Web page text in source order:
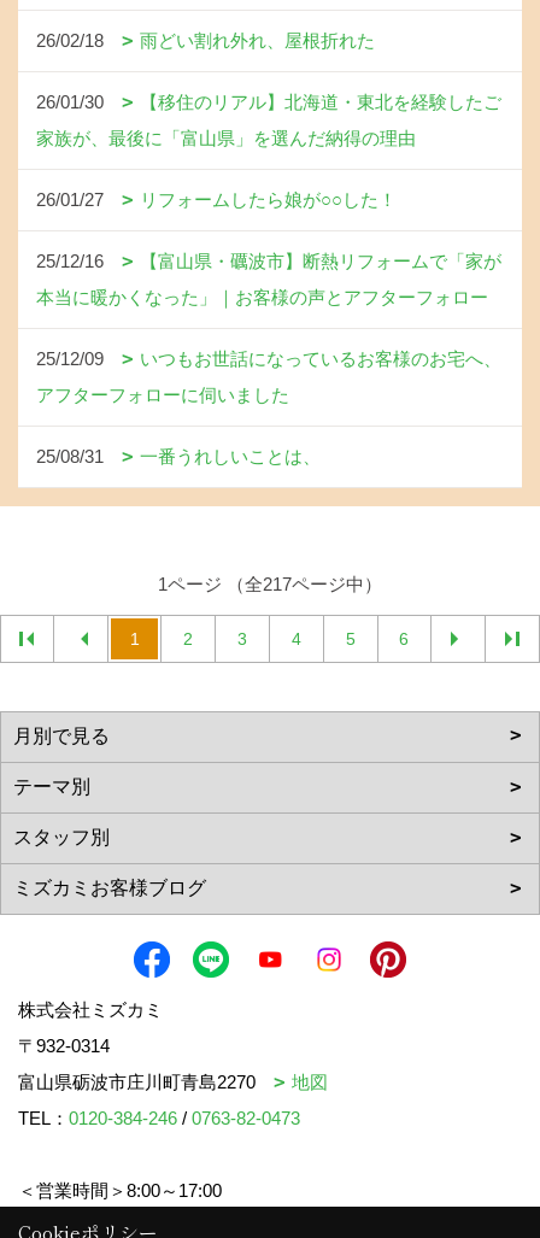
26/02/18 雨どい割れ外れ、屋根折れた
26/01/30
【移住のリアル】北海道・東北を経験したご
家族が、最後に「富山県」を選んだ納得の理由
26/01/27 リフォームしたら娘が○○した！
25/12/16
【富山県・礪波市】断熱リフォームで「家が
本当に暖かくなった」｜お客様の声とアフターフォロー
25/12/09
いつもお世話になっているお客様のお宅へ、
アフターフォローに伺いました
25/08/31 一番うれしいことは、
1ページ （全217ページ中）
1 2 3 4 5 6
株式会社ミズカミ
〒932-0314
富山県砺波市庄川町青島2270
地図
TEL： 0120-384-246 / 0763-82-0473
＜営業時間＞8:00～17:00
＜定休日＞水曜日・祝日
Cookieポリシー